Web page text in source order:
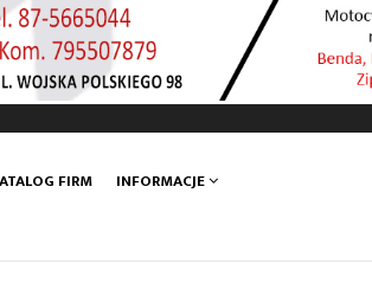
FIRM INFORMACJE